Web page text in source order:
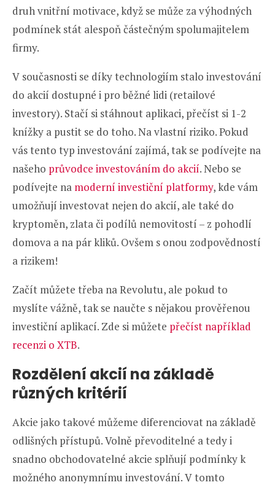
druh vnitřní motivace, když se může za výhodných
podmínek stát alespoň částečným spolumajitelem
firmy.
V současnosti se díky technologiím stalo investování
do akcií dostupné i pro běžné lidi (retailové
investory). Stačí si stáhnout aplikaci, přečíst si 1-2
knížky a pustit se do toho. Na vlastní riziko. Pokud
vás tento typ investování zajímá, tak se podívejte na
našeho průvodce investováním do akcií. Nebo se
podívejte na moderní investiční platformy, kde vám
umožňují investovat nejen do akcií, ale také do
kryptoměn, zlata či podílů nemovitostí – z pohodlí
domova a na pár kliků. Ovšem s onou zodpovědností
a rizikem!
Začít můžete třeba na Revolutu, ale pokud to
myslíte vážně, tak se naučte s nějakou prověřenou
investiční aplikací. Zde si můžete přečíst například
recenzi o XTB.
Rozdělení akcií na základě
různých kritérií
Akcie jako takové můžeme diferenciovat na základě
odlišných přístupů. Volně převoditelné a tedy i
snadno obchodovatelné akcie splňují podmínky k
možného anonymnímu investování. V tomto